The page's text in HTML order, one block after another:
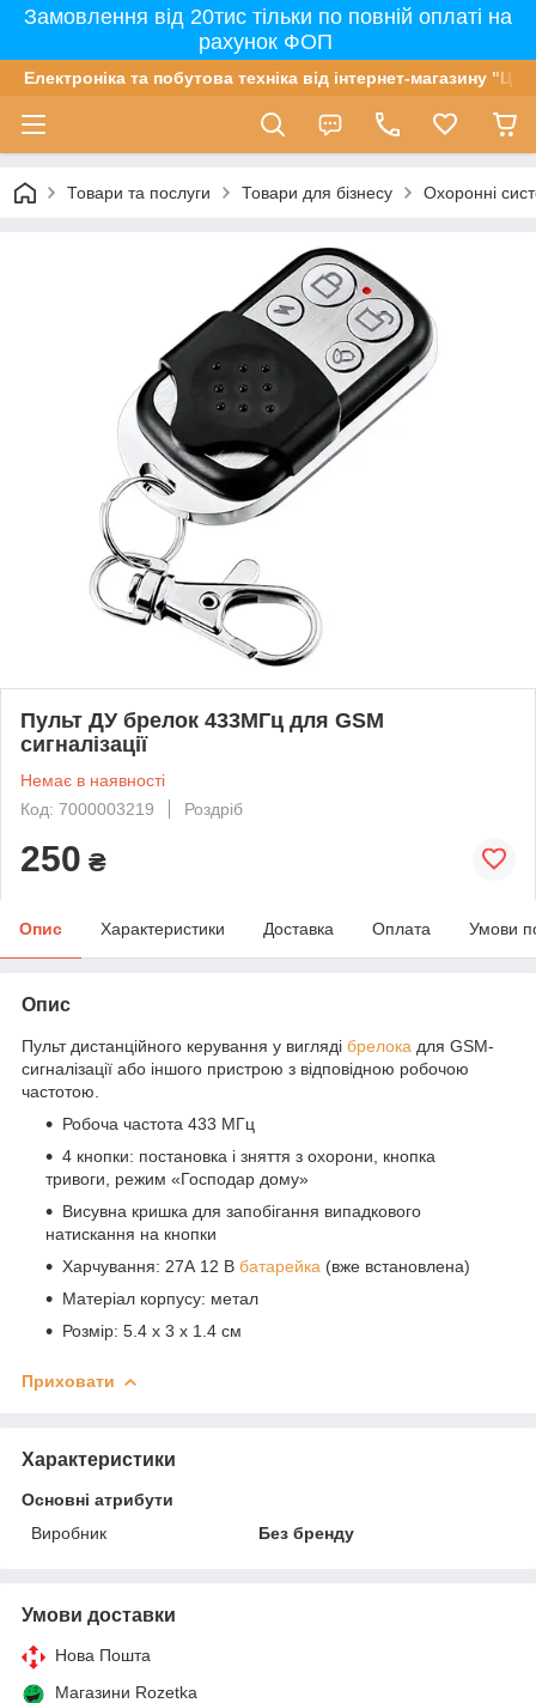
Замовлення від 20тис тільки по повній оплаті на
рахунок ФОП
Електроніка та побутова техніка від інтернет-магазину
Товари та послуги Товари для бізнесу Охоронні
Пульт ДУ брелок 433МГц для GSM
сигналізації
Немає в наявності
Код: 7000003219
Роздріб
250 ₴
Опис Характеристики Доставка Оплата Умови
Опис
Пульт дистанційного керування у вигляді брелока для GSM-
сигналізації або іншого пристрою з відповідною робочою
частотою.
Робоча частота 433 МГц
4 кнопки: постановка і зняття з охорони, кнопка
тривоги, режим «Господар дому»
Висувна кришка для запобігання випадкового
натискання на кнопки
Харчування: 27А 12 В батарейка (вже встановлена)
Матеріал корпусу: метал
Розмір: 5.4 х 3 х 1.4 см
Приховати
Характеристики
Основні атрибути
Виробник
Без бренду
Умови доставки
Нова Пошта
Магазини Rozetka